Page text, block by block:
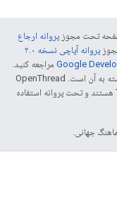
صفحه تحت مجوز پروانه ارجاع
پروانه آپاچی نسخه ۲.۰
مراجعه کنید.
جاوا علامت تجاری ثبت‌شده Oracle و/یا شرکت‌های وابسته به آن است. ‫OpenThread
و علائم مربوط به آن، علامت‌های تجاری Thread Group هستند و تحت پروانه استفاده